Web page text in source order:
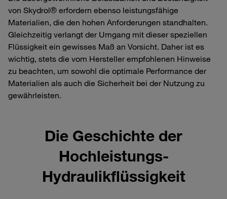
von Skydrol® erfordern ebenso leistungsfähige
Materialien, die den hohen Anforderungen standhalten.
Gleichzeitig verlangt der Umgang mit dieser speziellen
Flüssigkeit ein gewisses Maß an Vorsicht. Daher ist es
wichtig, stets die vom Hersteller empfohlenen Hinweise
zu beachten, um sowohl die optimale Performance der
Materialien als auch die Sicherheit bei der Nutzung zu
gewährleisten.
Die Geschichte der
Hochleistungs-
Hydraulikflüssigkeit